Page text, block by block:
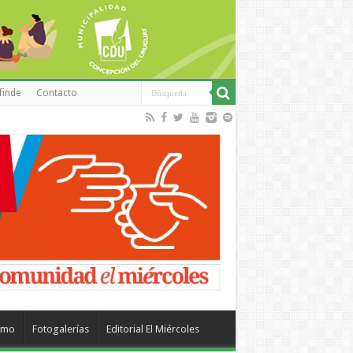
Contacto
Fotogalerías Editorial El Miércoles